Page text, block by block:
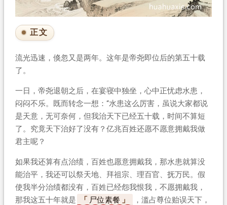
正文
流光迅速，倏忽又是两年。这年是帝尧即位后的第五十载
了。
一日，帝尧退朝之后，在宴寝中独坐，心中正忧虑水患，
闷闷不乐。既而转念一想：“水患这么厉害，虽说大家都说
是天意，无可奈何，但我治天下已经五十载，时间不算短
了。究竟天下治好了没有？亿兆百姓还愿不愿意拥戴我做
君主呢？
如果我还算有点治绩，百姓也愿意拥戴我，那水患就算没
能治平，我还可以祭天地、拜祖宗、理百官、抚万民。假
使我半分治绩都没有，百姓已经怨我恨我，不愿拥戴我，
那我这五十年就是
尸位素餐
，滥占尊位贻误天下，